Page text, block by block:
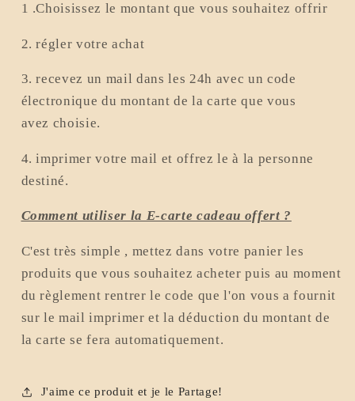
1 .Choisissez le montant que vous souhaitez offrir
2. régler votre achat
3. recevez un mail dans les 24h avec un code
électronique du montant de la carte que vous
avez choisie.
4. imprimer votre mail et offrez le à la personne
destiné.
Comment utiliser la E-carte cadeau offert ?
C'est très simple , mettez dans votre panier les
produits que vous souhaitez acheter puis au moment
du règlement rentrer le code que l'on vous a fournit
sur le mail imprimer et la déduction du montant de
la carte se fera automatiquement.
J'aime ce produit et je le Partage!